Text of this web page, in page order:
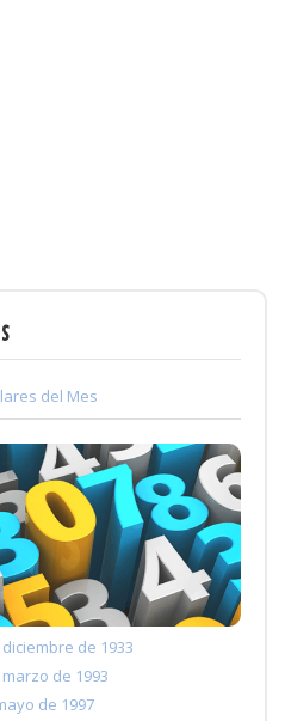
del Mes
de 1933
de 1993
de 1997